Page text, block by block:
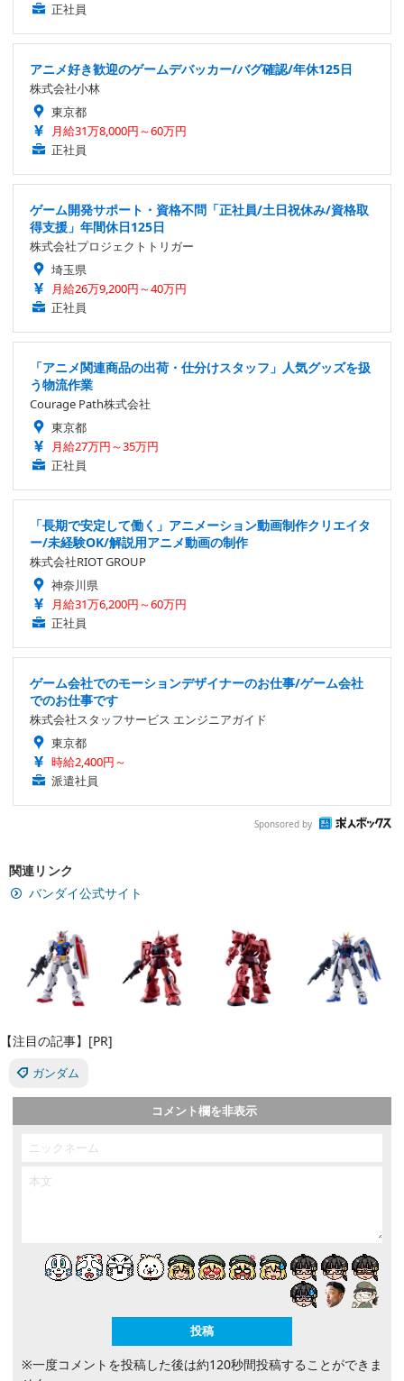
正社員
アニメ好き歓迎のゲームデバッカー/バグ確認/年休125日
株式会社小林
東京都
月給31万8,000円～60万円
正社員
ゲーム開発サポート・資格不問「正社員/土日祝休み/資格取
得支援」年間休日125日
株式会社プロジェクトトリガー
埼玉県
月給26万9,200円～40万円
正社員
「アニメ関連商品の出荷・仕分けスタッフ」人気グッズを扱
う物流作業
Courage Path株式会社
東京都
月給27万円～35万円
正社員
「長期で安定して働く」アニメーション動画制作クリエイタ
ー/未経験OK/解説用アニメ動画の制作
株式会社RIOT GROUP
神奈川県
月給31万6,200円～60万円
正社員
ゲーム会社でのモーションデザイナーのお仕事/ゲーム会社
でのお仕事です
株式会社スタッフサービス エンジニアガイド
東京都
時給2,400円～
派遣社員
Sponsored by
関連リンク
バンダイ公式サイト
【注目の記事】[PR]
ガンダム
コメント欄を非表示
※一度コメントを投稿した後は約120秒間投稿することができま